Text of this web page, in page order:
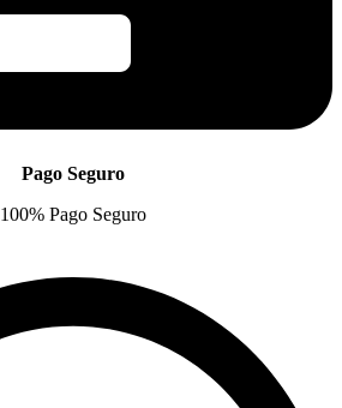
Pago Seguro
100% Pago Seguro